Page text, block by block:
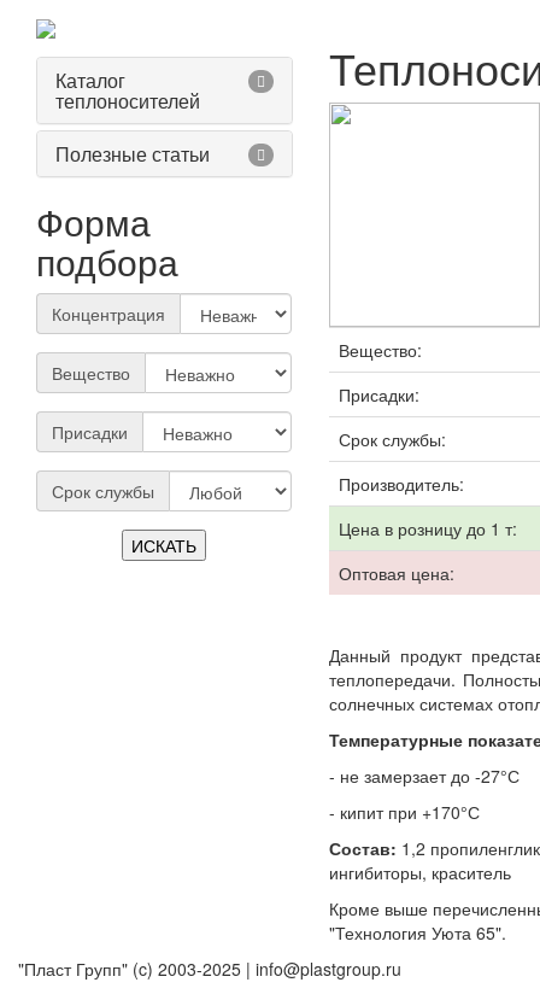
Каталог
теплоносителей
Полезные статьи
Форма
подбора
Концентрация
Вещество
Присадки
Срок службы
Вещество:
Присадки:
Срок службы:
Производитель:
Цена в розницу до 1 т:
Оптовая цена:
Данный продукт
теплопередачи.
солнечных системах
Температурные
- не замерзает до -27°С
- кипит при +170°С
Состав: 1,2
ингибиторы, краситель
Кроме выше
"Технология Уюта 65".
"Пласт Групп" (c) 2003-2025 | info@plastgroup.ru